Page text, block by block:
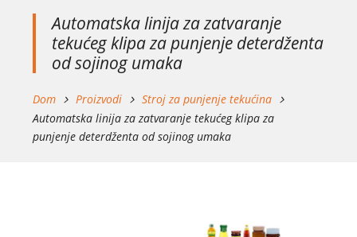
Automatska linija za zatvaranje
tekućeg klipa za punjenje deterdženta
od sojinog umaka
Dom Proizvodi
Stroj za punjenje tekućina
Automatska linija za zatvaranje tekućeg klipa za
punjenje deterdženta od sojinog umaka